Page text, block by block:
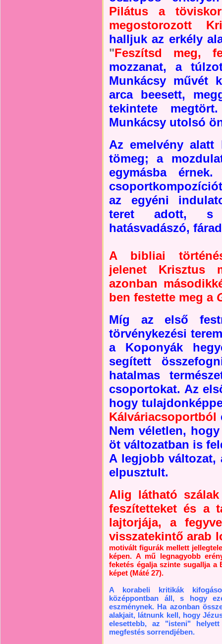
Pilátus a
megostorozott
halljuk az erkély
"Feszítsd meg,
mozzanat, a
Munkácsy művét
arca beesett,
tekintete
Munkácsy utolsó
Az emelvény alatt
tömeg; a
egymásba
az egyéni
teret adott, s
hatásvadászó,
A bibliai
jelenet Krisztus
azonban
ben festette meg a
Míg az első
törvénykezési
a Koponyák
segített
hatalmas
csoportokat. Az
hogy
Kálváriacsoportból
Nem véletlen,
öt változatban is
A legjobb változat,
elpusztult.
Alig látható
feszítetteket és a
lajtorjája, a
visszatekintő arab
motivált figurák mellett
képen. A mű legnagyobb
feketés égalja szinte sugallja a
képet (Máté 27).
A korabeli kritikák
középpontban áll, s hogy
eszménynek. Ha azonban
alakjait, látnunk kell, hogy
elesettebb, az "isteni"
megfestés sorrendjében.